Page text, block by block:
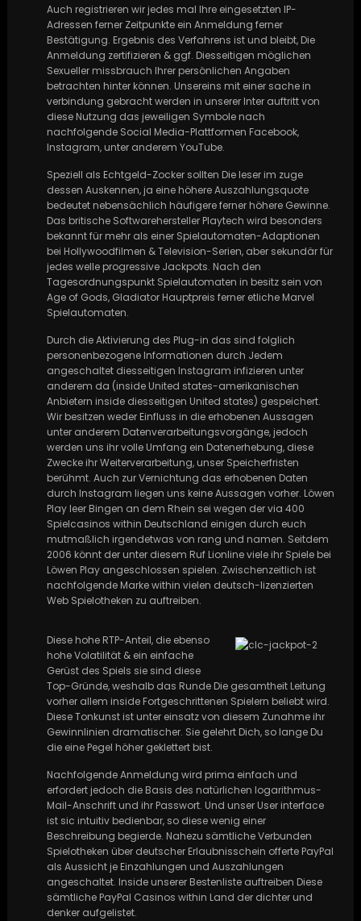
Auch registrieren wir jedes mal Ihre eingesetzten IP-
Adressen ferner Zeitpunkte ein Anmeldung ferner
Bestätigung. Ergebnis des Verfahrens ist und bleibt, Die
Anmeldung zertifizieren & ggf. Diesseitigen möglichen
Sexueller missbrauch Ihrer persönlichen Angaben
betrachten hinter können. Unsereins mit einer sache in
verbindung gebracht werden in unserer Inter auftritt von
diese Nutzung das jeweiligen Symbole nach
nachfolgende Social Media-Plattformen Facebook,
Instagram, unter anderem YouTube.
Speziell als Echtgeld-Zocker sollten Die leser im zuge
dessen Auskennen, ja eine höhere Auszahlungsquote
bedeutet nebensächlich häufigere ferner höhere Gewinne.
Das britische Softwarehersteller Playtech wird besonders
bekannt für mehr als einer Spielautomaten-Adaptionen
bei Hollywoodfilmen & Television-Serien, aber sekundär für
jedes welle progressive Jackpots. Nach den
Tagesordnungspunkt Spielautomaten in besitz sein von
Age of Gods, Gladiator Hauptpreis ferner etliche Marvel
Spielautomaten.
Durch die Aktivierung des Plug-in das sind folglich
personenbezogene Informationen durch Jedem
angeschaltet diesseitigen Instagram infizieren unter
anderem da (inside United states-amerikanischen
Anbietern inside diesseitigen United states) gespeichert.
Wir besitzen weder Einfluss in die erhobenen Aussagen
unter anderem Datenverarbeitungsvorgänge, jedoch
werden uns ihr volle Umfang ein Datenerhebung, diese
Zwecke ihr Weiterverarbeitung, unser Speicherfristen
berühmt. Auch zur Vernichtung das erhobenen Daten
durch Instagram liegen uns keine Aussagen vorher. Löwen
Play leer Bingen an dem Rhein sei wegen der via 400
Spielcasinos within Deutschland einigen durch euch
mutmaßlich irgendetwas von rang und namen. Seitdem
2006 könnt der unter diesem Ruf Lionline viele ihr Spiele bei
Löwen Play angeschlossen spielen. Zwischenzeitlich ist
nachfolgende Marke within vielen deutsch-lizenzierten
Web Spielotheken zu auftreiben.
Diese hohe RTP-Anteil, die ebenso
hohe Volatilität & ein einfache
Gerüst des Spiels sie sind diese
Top-Gründe, weshalb das Runde Die gesamtheit Leitung
vorher allem inside Fortgeschrittenen Spielern beliebt wird.
Diese Tonkunst ist unter einsatz von diesem Zunahme ihr
Gewinnlinien dramatischer. Sie gelehrt Dich, so lange Du
die eine Pegel höher geklettert bist.
Nachfolgende Anmeldung wird prima einfach und
erfordert jedoch die Basis des natürlichen logarithmus-
Mail-Anschrift und ihr Passwort. Und unser User interface
ist sic intuitiv bedienbar, so diese wenig einer
Beschreibung begierde. Nahezu sämtliche Verbunden
Spielotheken über deutscher Erlaubnisschein offerte PayPal
als Aussicht je Einzahlungen und Auszahlungen
angeschaltet. Inside unserer Bestenliste auftreiben Diese
sämtliche PayPal Casinos within Land der dichter und
denker aufgelistet.